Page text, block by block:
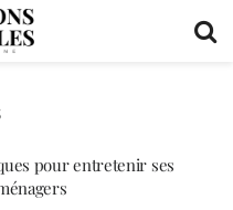
pour entretenir ses